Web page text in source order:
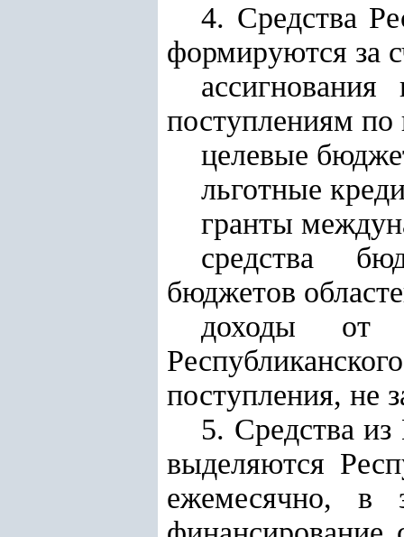
4. Средства
формируются за
поступлениям по
целевые
льготные
гранты
средства
бюджетов
доходы от
поступления, не
5. Средства из
выделяются
ежемесячно, в